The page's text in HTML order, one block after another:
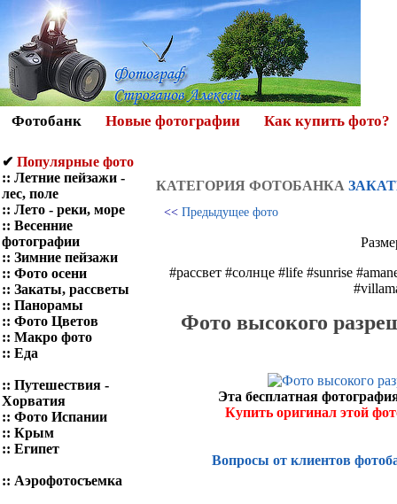
Фотобанк Новые фотографии Как купить фото?
✔ Популярные фото
:: Летние пейзажи -
лес, поле
:: Лето - реки, море
:: Весенние
фотографии
:: Зимние пейзажи
:: Фото осени
:: Закаты, рассветы
:: Панорамы
:: Фото Цветов
:: Макро фото
:: Еда
:: Путешествия -
Хорватия
:: Фото Испании
:: Крым
:: Египет
:: Аэрофотосъемка
КАТЕГОРИЯ ФОТOБАНКА
<< Предыдущее фото
#рассвет #солнце #life #sunrise
Фото высокого
Эта бесплатная
Купить оригинал этой
Вопросы от клиентов